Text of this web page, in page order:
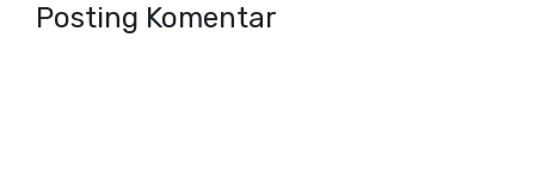
Posting Komentar